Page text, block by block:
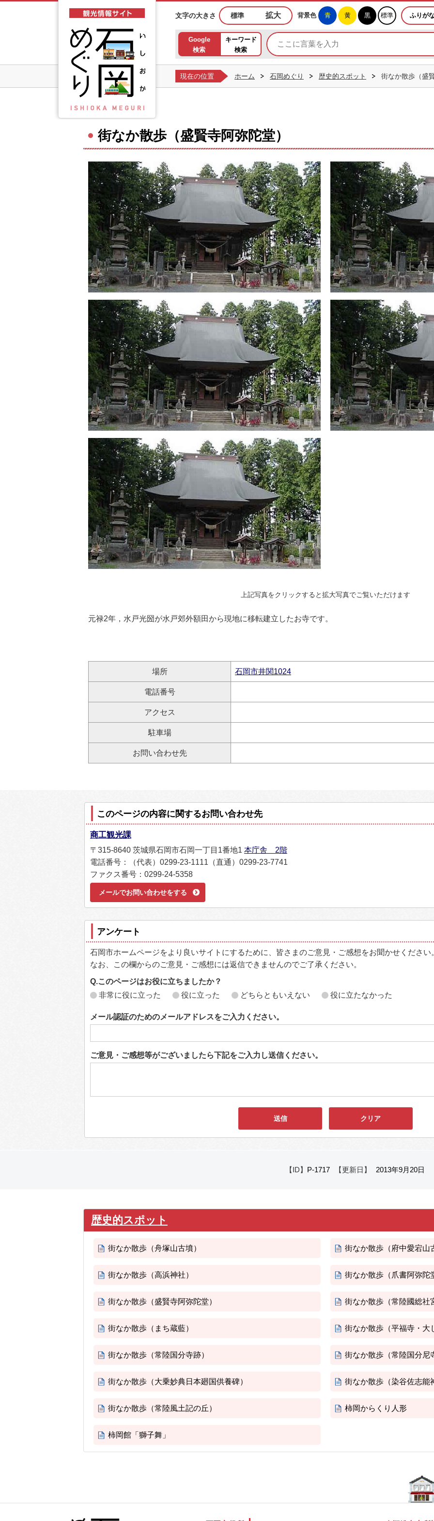
石岡市観光情報サイト 石岡めぐりホームページ
文字の大きさ 標準 拡大 背景色 青 黄 黒 標準 ふりが
Google
検索
キーワード
検索
現在の位置 ホーム 石岡めぐり 歴史的スポット 街なか散歩（盛
街なか散歩（盛賢寺阿弥陀堂）
上記写真をクリックすると拡大写真でご覧いただけます
元禄2年，水戸光圀が水戸郊外額田から現地に移転建立したお寺です。
場所 石岡市井関1024
電話番号
アクセス
駐車場
お問い合わせ先
このページの内容に関するお問い合わせ先
商工観光課
〒315-8640 茨城県石岡市石岡一丁目1番地1 本庁舎 2階
電話番号：（代表）0299-23-1111（直通）0299-23-7741
ファクス番号：0299-24-5358
メールでお問い合わせをする
アンケート
石岡市ホームページをより良いサイトにするために、皆さまのご意見・ご感想をお聞かせください
なお、この欄からのご意見・ご感想には返信できませんのでご了承ください。
Q.このページはお役に立ちましたか？
非常に役に立った
役に立った どちらともいえない 役に立たなかった
メール認証のためのメールアドレスをご入力ください。
ご意見・ご感想等がございましたら下記をご入力し送信ください。
【ID】 P-1717 【更新日】 2013年9月20日
歴史的スポット
街なか散歩（舟塚山古墳） 街なか散歩（府中愛宕山
街なか散歩（高浜神社） 街なか散歩（爪書阿弥陀
街なか散歩（盛賢寺阿弥陀堂） 街なか散歩（常陸國総社
街なか散歩（まち蔵藍） 街なか散歩（平福寺・大
街なか散歩（常陸国分寺跡） 街なか散歩（常陸国分尼
街なか散歩（大乗妙典日本廻国供養碑） 街なか散歩（染谷佐志能
街なか散歩（常陸風土記の丘） 柿岡からくり人形
柿岡館「獅子舞」